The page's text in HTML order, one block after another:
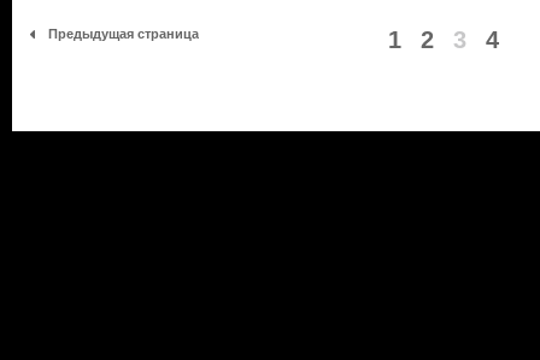
Предыдущая страница 1 2 3 4